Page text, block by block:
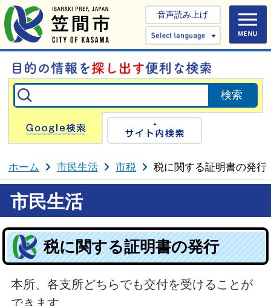
音声読み上げ
Select
Google検索
ホーム 市民生活 市税 税に関する証明書の発行
市民生活
税に関する証明書の発行
本所、各支所どちらでも交付を受けることが
できます。